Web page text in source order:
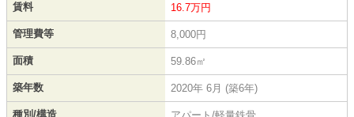
賃料 16.7万円
管理費等 8,000円
面積 59.86㎡
築年数 2020年 6月 (築6年)
種別/構造